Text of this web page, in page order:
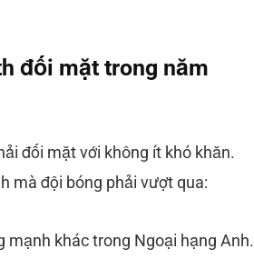
đối mặt trong năm
đối mặt với không ít khó khăn.
mà đội bóng phải vượt qua:
mạnh khác trong Ngoại hạng Anh.